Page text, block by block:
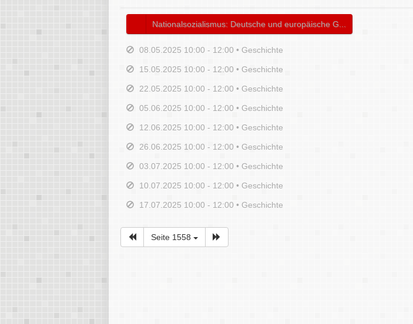
Nationalsozialismus: Deutsche und europäische G...
08.05.2025 10:00 - 12:00 • Geschichte
15.05.2025 10:00 - 12:00 • Geschichte
22.05.2025 10:00 - 12:00 • Geschichte
05.06.2025 10:00 - 12:00 • Geschichte
12.06.2025 10:00 - 12:00 • Geschichte
26.06.2025 10:00 - 12:00 • Geschichte
03.07.2025 10:00 - 12:00 • Geschichte
10.07.2025 10:00 - 12:00 • Geschichte
17.07.2025 10:00 - 12:00 • Geschichte
Seite 1558